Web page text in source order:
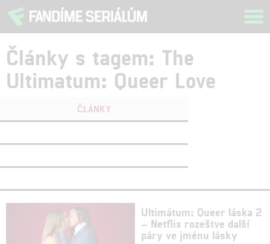
Články s tagem: The
Ultimatum: Queer Love
ČLÁNKY
Ultimátum: Queer láska 2
– Netflix rozeštve další
páry ve jménu lásky